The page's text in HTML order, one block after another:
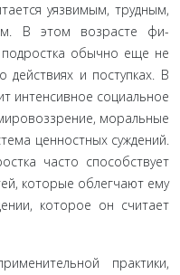
уязвимым, труд­ным,
В этом возрасте фи­
подростка обычно еще не
действиях и поступках. В
интенсивное социальное
мораль­ные
ценностных суждений.
часто спо­собствует
которые об­легчают ему
которое он считает
практики,